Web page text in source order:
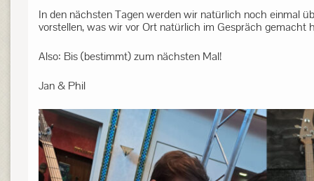
In den nächsten Tagen werden wir natürlich noch einmal
vorstellen, was wir vor Ort natürlich im Gespräch gemacht
Also: Bis (bestimmt) zum nächsten Mal!
Jan & Phil